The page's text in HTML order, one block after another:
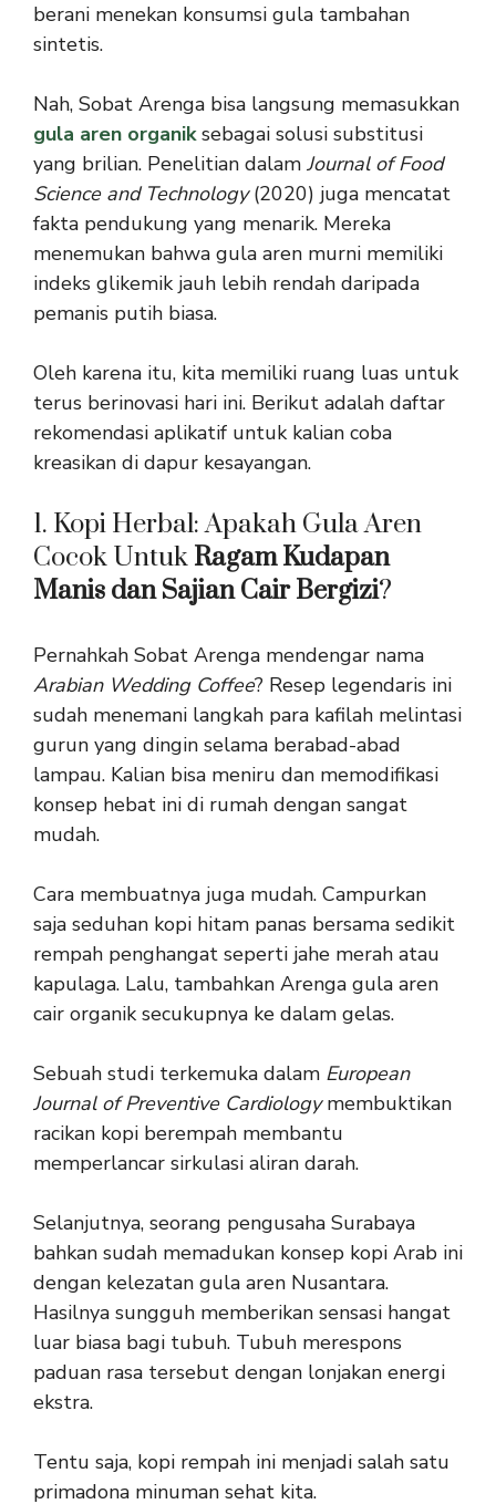
berani menekan konsumsi gula tambahan
sintetis.
Nah, Sobat Arenga bisa langsung memasukkan
gula aren organiksebagai solusi substitusi
yang brilian. Penelitian dalam Journal of Food
Science and Technology(2020) juga mencatat
fakta pendukung yang menarik. Mereka
menemukan bahwa gula aren murni memiliki
indeks glikemik jauh lebih rendah daripada
pemanis putih biasa.
Oleh karena itu, kita memiliki ruang luas untuk
terus berinovasi hari ini. Berikut adalah daftar
rekomendasi aplikatif untuk kalian coba
kreasikan di dapur kesayangan.
1. Kopi Herbal: Apakah Gula Aren
Cocok Untuk Ragam Kudapan
Manis dan Sajian Cair Bergizi?
Pernahkah Sobat Arenga mendengar nama
Arabian Wedding Coffee? Resep legendaris ini
sudah menemani langkah para kafilah melintasi
gurun yang dingin selama berabad-abad
lampau. Kalian bisa meniru dan memodifikasi
konsep hebat ini di rumah dengan sangat
mudah.
Cara membuatnya juga mudah. Campurkan
saja seduhan kopi hitam panas bersama sedikit
rempah penghangat seperti jahe merah atau
kapulaga. Lalu, tambahkan Arenga gula aren
cair organik secukupnya ke dalam gelas.
Sebuah studi terkemuka dalam European
Journal of Preventive Cardiologymembuktikan
racikan kopi berempah membantu
memperlancar sirkulasi aliran darah.
Selanjutnya, seorang pengusaha Surabaya
bahkan sudah memadukan konsep kopi Arab ini
dengan kelezatan gula aren Nusantara.
Hasilnya sungguh memberikan sensasi hangat
luar biasa bagi tubuh. Tubuh merespons
paduan rasa tersebut dengan lonjakan energi
ekstra.
Tentu saja, kopi rempah ini menjadi salah satu
primadona minuman sehat kita.